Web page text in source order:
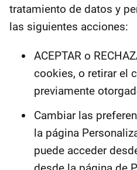
tratamiento de datos y
las siguientes acciones:
ACEPTAR o
cookies, o retirar el
previamente
Cambiar las
la página
puede acceder